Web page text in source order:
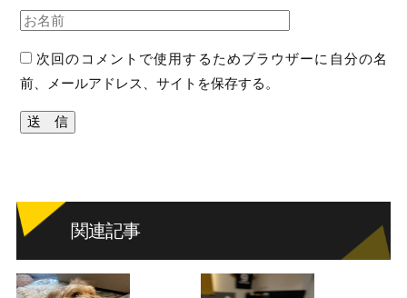
次回のコメントで使用するためブラウザーに自分の名
前、メールアドレス、サイトを保存する。
関連記事